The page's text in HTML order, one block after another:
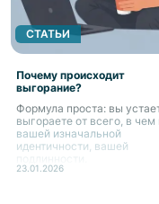
СТАТЬИ
Почему происходит
выгорание?
Формула проста: вы
выгораете от всего, в чем
вашей изначальной
идентичности, вашей
23.01.2026